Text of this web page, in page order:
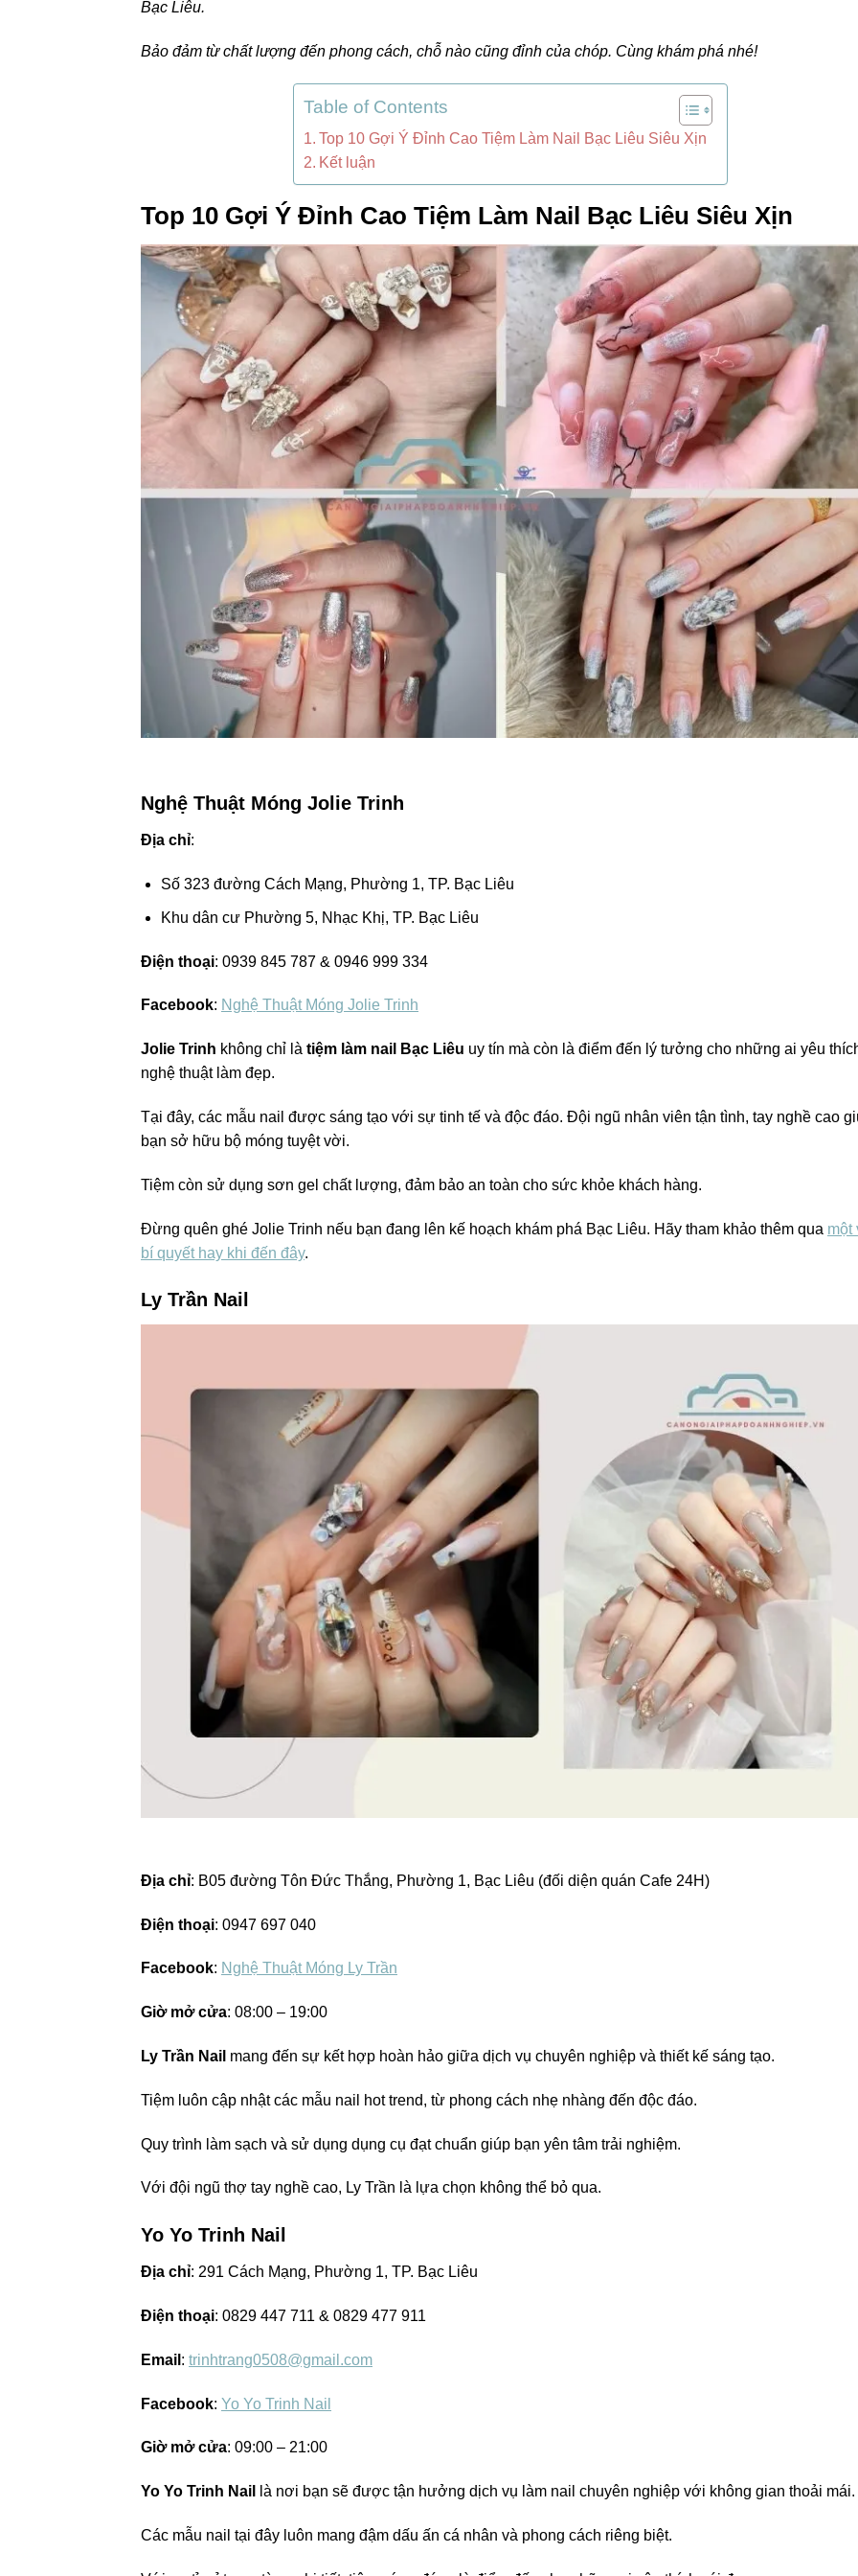
Bạc Liêu.
Bảo đảm từ chất lượng đến phong cách, chỗ nào cũng đỉnh của chóp. Cùng khám phá nhé!
Table of Contents
Top 10 Gợi Ý Đỉnh Cao Tiệm Làm Nail Bạc Liêu Siêu Xịn
Kết luận
Top 10 Gợi Ý Đỉnh Cao Tiệm Làm Nail Bạc Liêu Siêu Xịn
Nghệ Thuật Móng Jolie Trinh
Địa chỉ:
Số 323 đường Cách Mạng, Phường 1, TP. Bạc Liêu
Khu dân cư Phường 5, Nhạc Khị, TP. Bạc Liêu
Điện thoại: 0939 845 787 & 0946 999 334
Facebook: Nghệ Thuật Móng Jolie Trinh
Jolie Trinh không chỉ là tiệm làm nail Bạc Liêu uy tín mà còn là điểm đến lý tưởng cho những ai yêu
nghệ thuật làm đẹp.
Tại đây, các mẫu nail được sáng tạo với sự tinh tế và độc đáo. Đội ngũ nhân viên tận tình, tay nghề cao
bạn sở hữu bộ móng tuyệt vời.
Tiệm còn sử dụng sơn gel chất lượng, đảm bảo an toàn cho sức khỏe khách hàng.
Đừng quên ghé Jolie Trinh nếu bạn đang lên kế hoạch khám phá Bạc Liêu. Hãy tham khảo thêm qua một
bí quyết hay khi đến đây.
Ly Trần Nail
Địa chỉ: B05 đường Tôn Đức Thắng, Phường 1, Bạc Liêu (đối diện quán Cafe 24H)
Điện thoại: 0947 697 040
Facebook: Nghệ Thuật Móng Ly Trần
Giờ mở cửa: 08:00 – 19:00
Ly Trần Nail mang đến sự kết hợp hoàn hảo giữa dịch vụ chuyên nghiệp và thiết kế sáng tạo.
Tiệm luôn cập nhật các mẫu nail hot trend, từ phong cách nhẹ nhàng đến độc đáo.
Quy trình làm sạch và sử dụng dụng cụ đạt chuẩn giúp bạn yên tâm trải nghiệm.
Với đội ngũ thợ tay nghề cao, Ly Trần là lựa chọn không thể bỏ qua.
Yo Yo Trinh Nail
Địa chỉ: 291 Cách Mạng, Phường 1, TP. Bạc Liêu
Điện thoại: 0829 447 711 & 0829 477 911
Email : trinhtrang0508@gmail.com
Facebook: Yo Yo Trinh Nail
Giờ mở cửa: 09:00 – 21:00
Yo Yo Trinh Nail là nơi bạn sẽ được tận hưởng dịch vụ làm nail chuyên nghiệp với không gian thoải mái.
Các mẫu nail tại đây luôn mang đậm dấu ấn cá nhân và phong cách riêng biệt.